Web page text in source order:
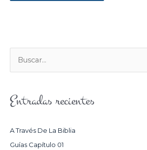
U
C
Entradas recientes
A Través De La Biblia
Guías Capítulo 01